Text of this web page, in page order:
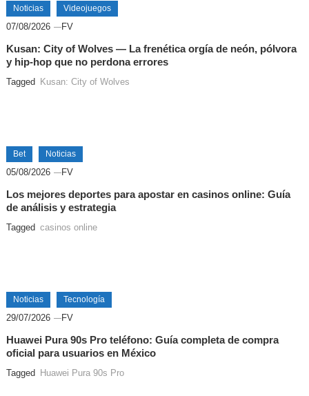
Noticias Videojuegos
07/08/2026 FV
Kusan: City of Wolves — La frenética orgía de neón, pólvora
y hip-hop que no perdona errores
Tagged Kusan: City of Wolves
Bet Noticias
05/08/2026 FV
Los mejores deportes para apostar en casinos online: Guía
de análisis y estrategia
Tagged casinos online
Noticias Tecnología
29/07/2026 FV
Huawei Pura 90s Pro teléfono: Guía completa de compra
oficial para usuarios en México
Tagged Huawei Pura 90s Pro